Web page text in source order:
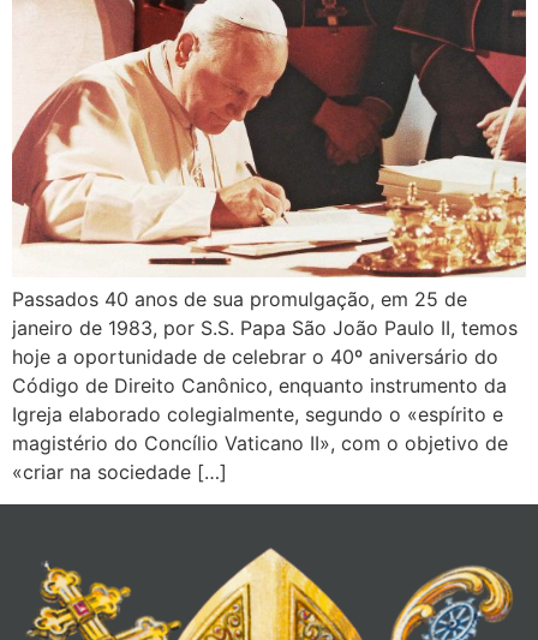
Passados 40 anos de sua promulgação, em 25 de
janeiro de 1983, por S.S. Papa São João Paulo II, temos
hoje a oportunidade de celebrar o 40º aniversário do
Código de Direito Canônico, enquanto instrumento da
Igreja elaborado colegialmente, segundo o «espírito e
magistério do Concílio Vaticano II», com o objetivo de
«criar na sociedade […]